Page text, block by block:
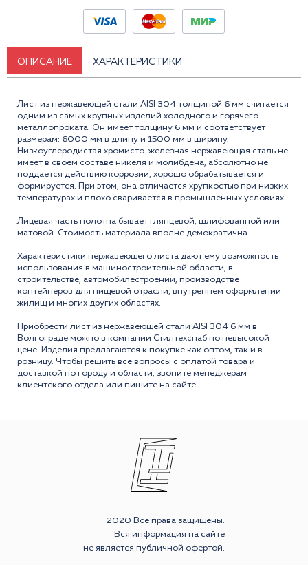
ОПИСАНИЕ ХАРАКТЕРИСТИКИ
Лист из нержавеющей стали AISI 304 толщиной 6 мм считается
одним из самых крупных изделий холодного и горячего
металлопроката. Он имеет толщину 6 мм и соответствует
размерам: 6000 мм в длину и 1500 мм в ширину.
Низкоуглеродистая хромисто-железная нержавеющая сталь не
имеет в своем составе никеля и молибдена, абсолютно не
поддается действию коррозии, хорошо обрабатывается и
формируется. При этом, она отличается хрупкостью при низких
температурах и плохо сваривается в промышленных условиях.
Лицевая часть полотна бывает глянцевой, шлифованной или
матовой. Стоимость материала вполне демократична.
Характеристики нержавеющего листа дают ему возможность
использования в машиностроительной области, в
строительстве, автомобилестроении, производстве
контейнеров для пищевой отрасли, внутреннем оформлении
жилищ и многих других областях.
Приобрести лист из нержавеющей стали AISI 304 6 мм в
Волгограде можно в компании Стилтехснаб по невысокой
цене. Изделия предлагаются к покупке как оптом, так и в
розницу. Чтобы решить все вопросы с оплатой товара и
доставкой по городу и области, звоните менеджерам
клиентского отдела или пишите на сайте.
2020 Все права защищены.
Вся информация на сайте
не является публичной офертой.